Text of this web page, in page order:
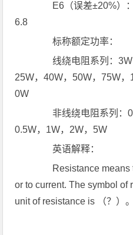
E6（误差±20%）：
6.8
标称额定功率：
线绕电阻系列：3W
25W，40W，50W，75W
0W
非线绕电阻系列：
0.5W，1W，2W，5W
英语解释：
Resistance means
or to current. The symbol of
unit of resistance is （？）。